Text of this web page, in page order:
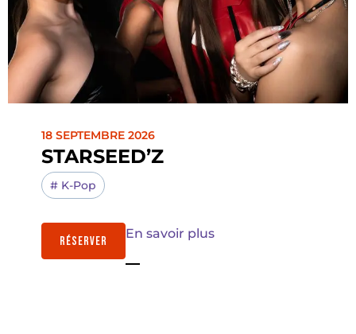
18 SEPTEMBRE 2026
STARSEED’Z
# K-Pop
RÉSERVER En savoir plus